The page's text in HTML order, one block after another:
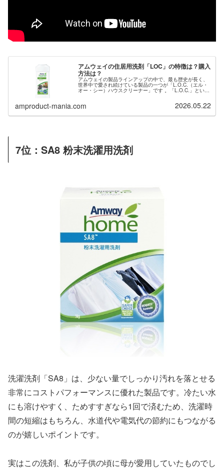
アムウェイの住居用洗剤「LOC」の特徴は？購入
方法は？
アムウェイの製品ラインアップの中で、最も歴史が長く、
世界中で愛され続けている製品の一つが「L.O.C.（エル・
オー・シー）ハウスクリーナー」です 。「L.O.C.」という
amproduct-mania.com 2026.05.22
7位：SA8 粉末洗濯用洗剤
洗濯洗剤「SA8」は、少ない量でしっかり汚れを落とせる
非常にコストパフォーマンスに優れた製品です。冷たい水
にも溶けやすく、ためすすぎなら1回で済むため、洗濯時
間の短縮はもちろん、水道代や電気代の節約にもつながる
のが嬉しいポイントです。
実はこの洗剤、私が子供の頃に母が愛用していたものでし